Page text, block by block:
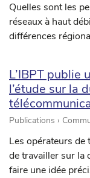
Quelles sont les
réseaux à haut
différences
L’IBPT publie
l’étude sur la
Publications ›
Les opérateurs
de travailler sur la
faire une idée